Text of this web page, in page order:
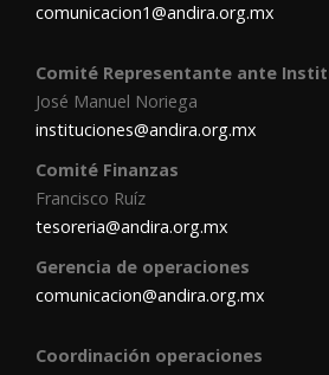
comunicacion1@andira.org.mx
Comité Representante ante
José Manuel Noriega
instituciones@andira.org.mx
Comité Finanzas
Francisco Ruíz
tesoreria@andira.org.mx
Gerencia de operaciones
comunicacion@andira.org.mx
Coordinación operaciones